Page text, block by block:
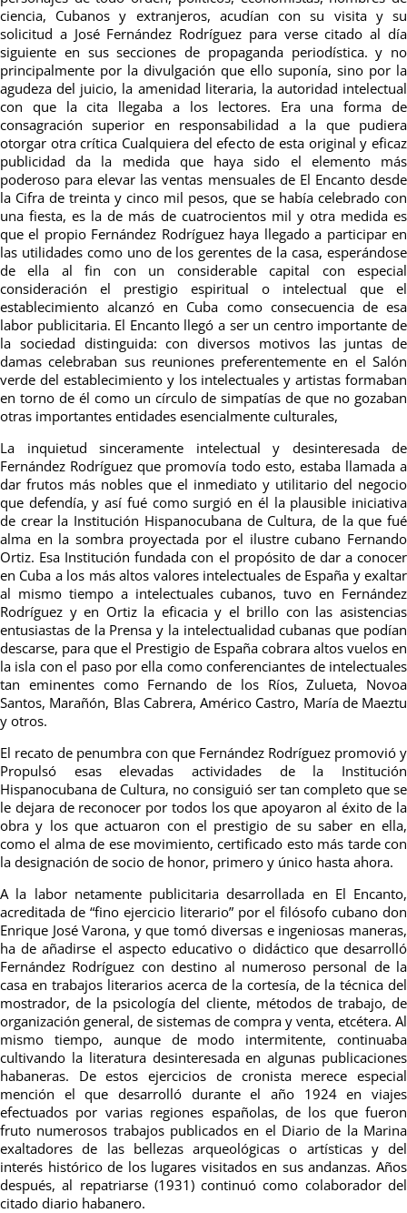
ciencia, Cubanos y extranjeros, acudían con su visita y su
solicitud a José Fernández Rodríguez para verse citado al día
siguiente en sus secciones de propaganda periodística. y no
principalmente por la divulgación que ello suponía, sino por la
agudeza del juicio, la amenidad literaria, la autoridad intelectual
con que la cita llegaba a los lectores. Era una forma de
consagración superior en responsabilidad a la que pudiera
otorgar otra crítica Cualquiera del efecto de esta original y eficaz
publicidad da la medida que haya sido el elemento más
poderoso para elevar las ventas mensuales de El Encanto desde
la Cifra de treinta y cinco mil pesos, que se había celebrado con
una fiesta, es la de más de cuatrocientos mil y otra medida es
que el propio Fernández Rodríguez haya llegado a participar en
las utilidades como uno de los gerentes de la casa, esperándose
de ella al fin con un considerable capital con especial
consideración el prestigio espiritual o intelectual que el
establecimiento alcanzó en Cuba como consecuencia de esa
labor publicitaria. El Encanto llegó a ser un centro importante de
la sociedad distinguida: con diversos motivos las juntas de
damas celebraban sus reuniones preferentemente en el Salón
verde del establecimiento y los intelectuales y artistas formaban
en torno de él como un círculo de simpatías de que no gozaban
otras importantes entidades esencialmente culturales,
La inquietud sinceramente intelectual y desinteresada de
Fernández Rodríguez que promovía todo esto, estaba llamada a
dar frutos más nobles que el inmediato y utilitario del negocio
que defendía, y así fué como surgió en él la plausible iniciativa
de crear la Institución Hispanocubana de Cultura, de la que fué
alma en la sombra proyectada por el ilustre cubano Fernando
Ortiz. Esa Institución fundada con el propósito de dar a conocer
en Cuba a los más altos valores intelectuales de España y exaltar
al mismo tiempo a intelectuales cubanos, tuvo en Fernández
Rodríguez y en Ortiz la eficacia y el brillo con las asistencias
entusiastas de la Prensa y la intelectualidad cubanas que podían
descarse, para que el Prestigio de España cobrara altos vuelos en
la isla con el paso por ella como conferenciantes de intelectuales
tan eminentes como Fernando de los Ríos, Zulueta, Novoa
Santos, Marañón, Blas Cabrera, Américo Castro, María de Maeztu
y otros.
El recato de penumbra con que Fernández Rodríguez promovió y
Propulsó esas elevadas actividades de la Institución
Hispanocubana de Cultura, no consiguió ser tan completo que se
le dejara de reconocer por todos los que apoyaron al éxito de la
obra y los que actuaron con el prestigio de su saber en ella,
como el alma de ese movimiento, certificado esto más tarde con
la designación de socio de honor, primero y único hasta ahora.
A la labor netamente publicitaria desarrollada en El Encanto,
acreditada de “fino ejercicio literario” por el filósofo cubano don
Enrique José Varona, y que tomó diversas e ingeniosas maneras,
ha de añadirse el aspecto educativo o didáctico que desarrolló
Fernández Rodríguez con destino al numeroso personal de la
casa en trabajos literarios acerca de la cortesía, de la técnica del
mostrador, de la psicología del cliente, métodos de trabajo, de
organización general, de sistemas de compra y venta, etcétera. Al
mismo tiempo, aunque de modo intermitente, continuaba
cultivando la literatura desinteresada en algunas publicaciones
habaneras. De estos ejercicios de cronista merece especial
mención el que desarrolló durante el año 1924 en viajes
efectuados por varias regiones españolas, de los que fueron
fruto numerosos trabajos publicados en el Diario de la Marina
exaltadores de las bellezas arqueológicas o artísticas y del
interés histórico de los lugares visitados en sus andanzas. Años
después, al repatriarse (1931) continuó como colaborador del
citado diario habanero.